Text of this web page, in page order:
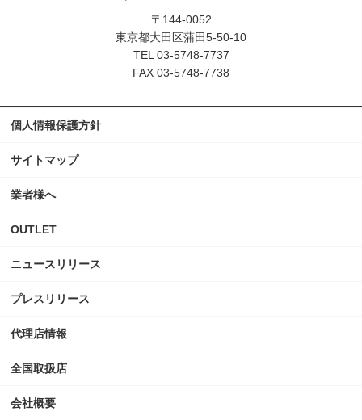
〒144-0052
東京都大田区蒲田5-50-10
TEL 03-5748-7737
FAX 03-5748-7738
ニュースリリース
プレスリリース
代理店情報
全国取扱店
会社概要
個人情報保護方針
サイトマップ
業者様へ
OUTLET